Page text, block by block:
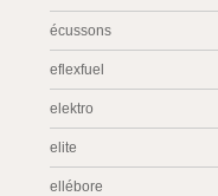
écussons
eflexfuel
elektro
elite
ellébore